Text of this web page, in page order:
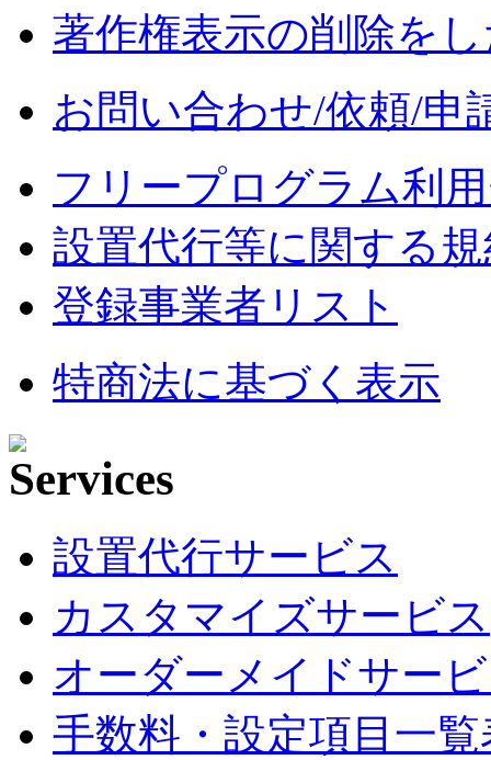
著作権表示の削除を
お問い合わせ/依頼/申
フリープログラム利
設置代行等に関する
登録事業者リスト
特商法に基づく表示
設置代行サービス
カスタマイズサービス
オーダーメイドサー
手数料・設定項目一覧